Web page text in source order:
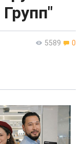
5589 0